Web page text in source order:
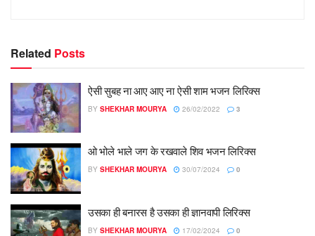
Related Posts
ऐसी सुबह ना आए आए ना ऐसी शाम भजन लिरिक्स
BY SHEKHAR MOURYA 26/02/2022 3
ओ भोले भाले जग के रखवाले शिव भजन लिरिक्स
BY SHEKHAR MOURYA 30/07/2024 0
उसका ही बनारस है उसका ही ज्ञानवापी लिरिक्स
BY SHEKHAR MOURYA 17/02/2024 0